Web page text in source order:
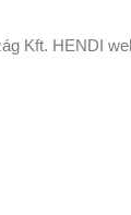
Kft. HENDI